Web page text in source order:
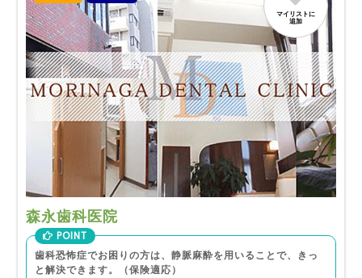
森永歯科医院
マイリストに
追加
POINT
歯科恐怖症でお困りの方は、静脈麻酔を用いることで、きっ
と解決できます。（保険適応）